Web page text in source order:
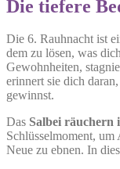
Die tiefere
Die 6. Rauhnacht ist
dem zu lösen, was
Gewohnheiten,
erinnert sie dich
gewinnst.
Das Salbei räuchern
Schlüsselmoment,
Neue zu ebnen. In